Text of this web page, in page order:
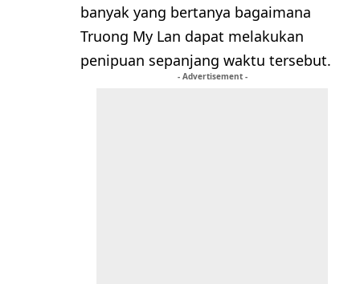
banyak yang bertanya bagaimana
Truong My Lan dapat melakukan
penipuan sepanjang waktu tersebut.
- Advertisement -